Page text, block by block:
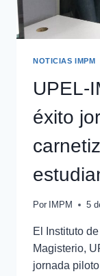
NOTICIAS IMPM
UPEL-
éxito
Por IMPM 5
El Instituto
Magisterio,
jornada